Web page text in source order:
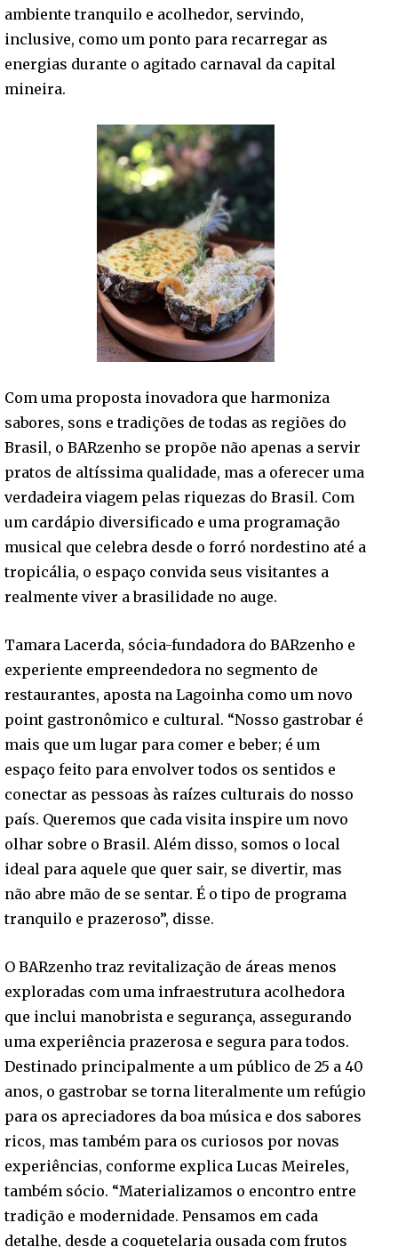
ambiente tranquilo e acolhedor, servindo,
inclusive, como um ponto para recarregar as
energias durante o agitado carnaval da capital
mineira.
Com uma proposta inovadora que harmoniza
sabores, sons e tradições de todas as regiões do
Brasil, o BARzenho se propõe não apenas a servir
pratos de altíssima qualidade, mas a oferecer uma
verdadeira viagem pelas riquezas do Brasil. Com
um cardápio diversificado e uma programação
musical que celebra desde o forró nordestino até a
tropicália, o espaço convida seus visitantes a
realmente viver a brasilidade no auge.
Tamara Lacerda, sócia-fundadora do BARzenho e
experiente empreendedora no segmento de
restaurantes, aposta na Lagoinha como um novo
point gastronômico e cultural. “Nosso gastrobar é
mais que um lugar para comer e beber; é um
espaço feito para envolver todos os sentidos e
conectar as pessoas às raízes culturais do nosso
país. Queremos que cada visita inspire um novo
olhar sobre o Brasil. Além disso, somos o local
ideal para aquele que quer sair, se divertir, mas
não abre mão de se sentar. É o tipo de programa
tranquilo e prazeroso”, disse.
O BARzenho traz revitalização de áreas menos
exploradas com uma infraestrutura acolhedora
que inclui manobrista e segurança, assegurando
uma experiência prazerosa e segura para todos.
Destinado principalmente a um público de 25 a 40
anos, o gastrobar se torna literalmente um refúgio
para os apreciadores da boa música e dos sabores
ricos, mas também para os curiosos por novas
experiências, conforme explica Lucas Meireles,
também sócio. “Materializamos o encontro entre
tradição e modernidade. Pensamos em cada
detalhe, desde a coquetelaria ousada com frutos